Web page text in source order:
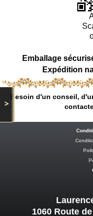
>
Emballage
Expédition
Besoin d'un conseil,
1060 Route